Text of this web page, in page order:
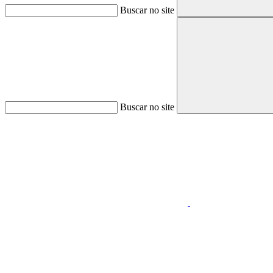
Buscar no site
Buscar no site